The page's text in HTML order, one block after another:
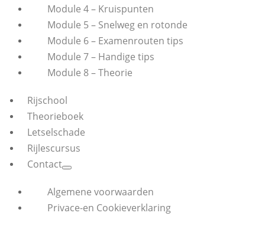
Module 4 – Kruispunten
Module 5 – Snelweg en rotonde
Module 6 – Examenrouten tips
Module 7 – Handige tips
Module 8 – Theorie
Rijschool
Theorieboek
Letselschade
Rijlescursus
Contact
Algemene voorwaarden
Privace-en Cookieverklaring